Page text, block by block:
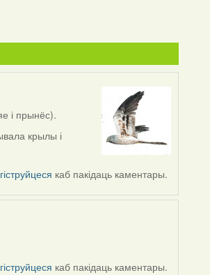
і прынёс).
крылы і
каб пакідаць каментары.
каб пакідаць каментары.